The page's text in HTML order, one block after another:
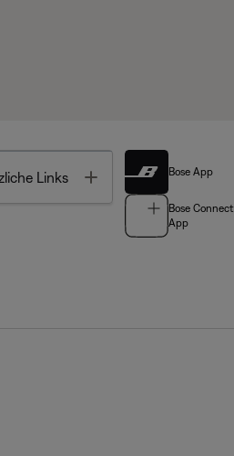
Links Toggle Bose App
Bose Connect
App